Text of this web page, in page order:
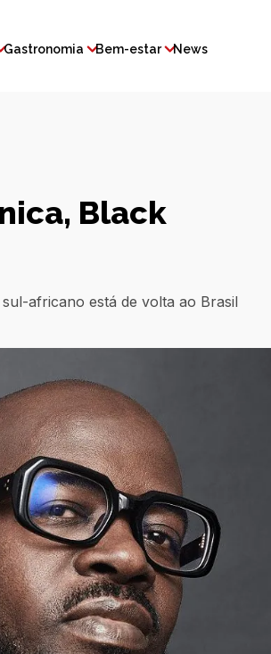
Gastronomia Bem-estar News
Black
africano está de volta ao Brasil